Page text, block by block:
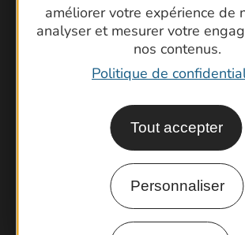
améliorer votre expérience de
analyser et mesurer votre
nos contenus.
Politique de
Tout accepter
Personnaliser
Brochures
Cartoguides et
Latitude Gard